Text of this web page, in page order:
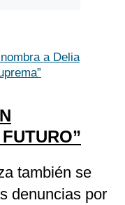
a Delia
también se
denuncias por